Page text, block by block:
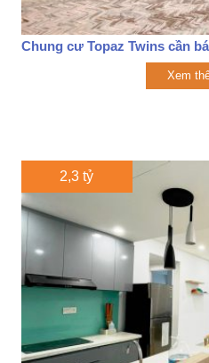
Chung cư Topaz Twins cần
Xem
2,3 tỷ